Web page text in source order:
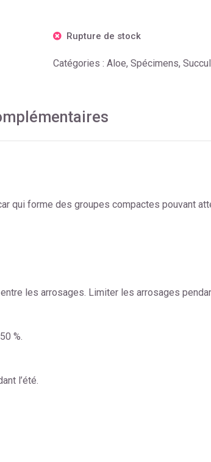
Rupture de stock
Catégories :Aloe,Spécimens,
qui forme des groupes compactes pouvant
les arrosages. Limiter les arrosages
%.
l’été.